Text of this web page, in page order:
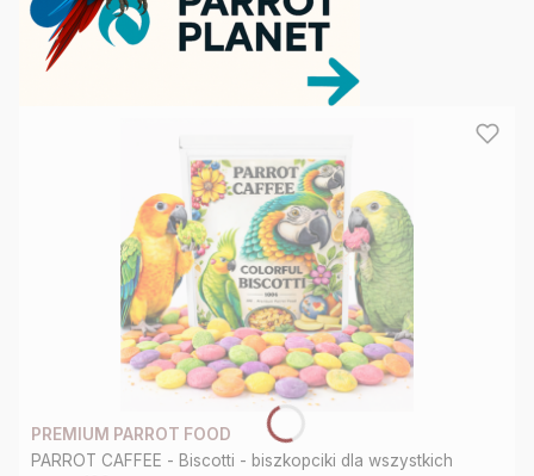
PREMIUM PARROT FOOD
PARROT CAFFEE - Biscotti - biszkopciki dla wszystkich
Jesteśmy
największym
internetowym,
dedykowanym
Polsce.
asortymentu
posiadamy